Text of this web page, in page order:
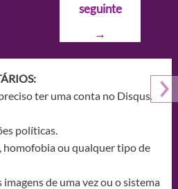
seguinte
→
ter uma conta no Disqus.
políticas.
homofobia ou qualquer tipo de
de uma vez ou o sistema